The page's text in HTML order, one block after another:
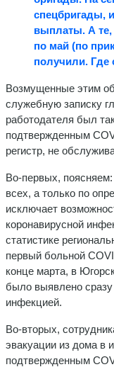
спецбригады,
выплаты. А те,
по май (по
получили. Где
Возмущенные этим
служебную записку
работодателя был
подтвержденным
регистр, не
Во-первых,
всех, а только по
исключает
коронавирусной
статистике
первый больной
конце марта, в
было выявлено
инфекцией.
Во-вторых,
эвакуации из дома в
подтвержденным